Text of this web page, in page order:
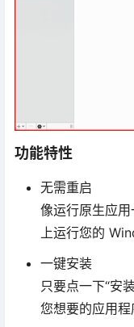
功能特性
无需重启
像运行原生应
上运行您的
一键安装
只要点一下“安
您想要的应用程